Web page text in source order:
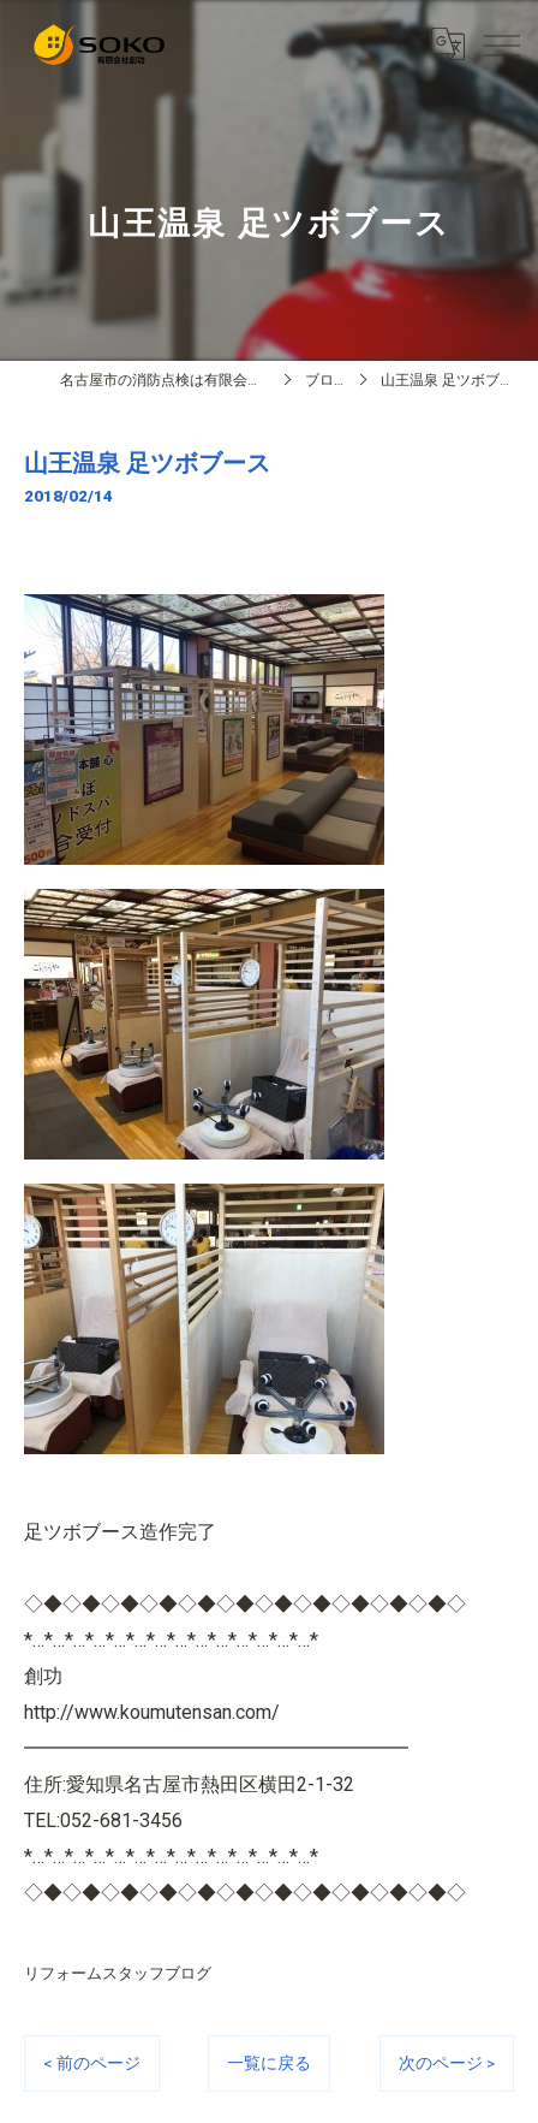
山王温泉 足ツボブース
名古屋市の消防点検は有限会社創功 ブログ 山王温泉 足ツボブース
山王温泉 足ツボブース
2018/02/14
足ツボブース造作完了
◇◆◇◆◇◆◇◆◇◆◇◆◇◆◇◆◇◆◇◆◇◆◇
*…*…*…*…*…*…*…*…*…*…*…*…*…*…*
創功
http://www.koumutensan.com/
━━━━━━━━━━━━━━━━━━━━
住所:愛知県名古屋市熱田区横田2-1-32
TEL:052-681-3456
*…*…*…*…*…*…*…*…*…*…*…*…*…*…*
◇◆◇◆◇◆◇◆◇◆◇◆◇◆◇◆◇◆◇◆◇◆◇
リフォームスタッフブログ
< 前のページ 一覧に戻る 次のページ >